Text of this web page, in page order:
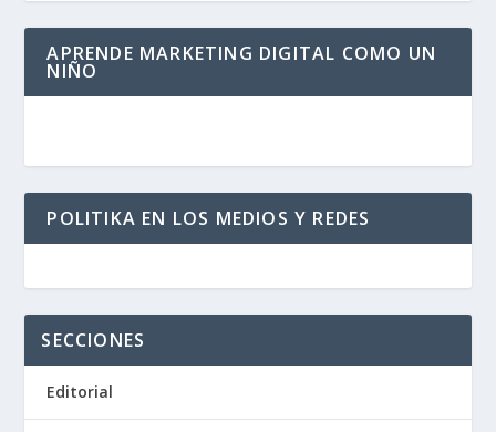
APRENDE MARKETING DIGITAL COMO UN
NIÑO
POLITIKA EN LOS MEDIOS Y REDES
SECCIONES
Editorial